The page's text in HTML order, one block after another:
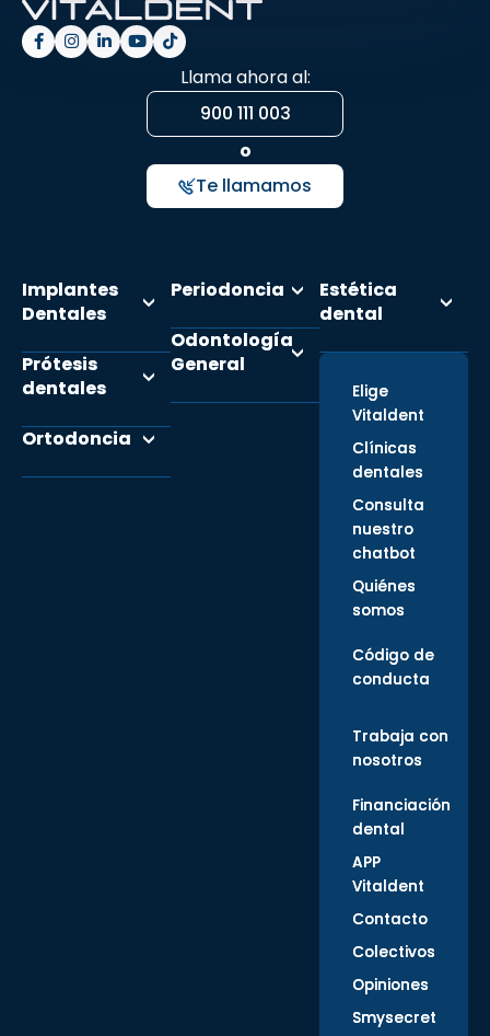
Llama ahora al:
900 111 003
o
Te llamamos
Implantes
Dentales
Prótesis
dentales
Ortodoncia
Periodoncia
Odontología
General
Estética
dental
Elige
Vitaldent
Clínicas
dentales
Consulta
nuestro
chatbot
Quiénes
somos
Código de
conducta
Trabaja con
nosotros
Financiación
dental
APP
Vitaldent
Contacto
Colectivos
Opiniones
Smysecret